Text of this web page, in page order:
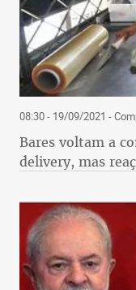
08:30 - 19/09/2021 -
Bares voltam a
delivery, mas